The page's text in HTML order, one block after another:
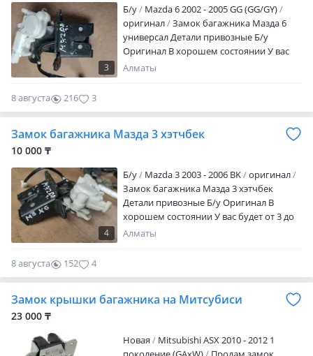
3
Б/y
Mazda 6 2002 - 2005 GG (GG/GY)
оригинал
Замок багажника Мазда 6
универсал Детали привозные Б/у
Оригинал В хорошем состоянии У вас
будет от 3 до 14 дней времени на
Возможна оплата через Ред — кредит —
рассрочка (во время акции) Яндекс
оплачиваются покупателем
Алматы
8 августа 216 3
Замок багажника Мазда 3 хэтчбек
10 000 ₸
4
Б/y Mazda 3 2003 - 2006 BK
оригинал
Замок багажника Мазда 3 хэтчбек
Детали привозные Б/у Оригинал В
хорошем состоянии У вас будет от 3 до
14 дней времени на проверку (в
Возможна оплата через Ред — кредит —
рассрочка (во время акции) Яндекс
оплачиваются покупателем
Алматы
8 августа 152 4
Замок крышки багажника на Митсубиси
23 000 ₸
Новая
Mitsubishi ASX 2010 - 2012 1